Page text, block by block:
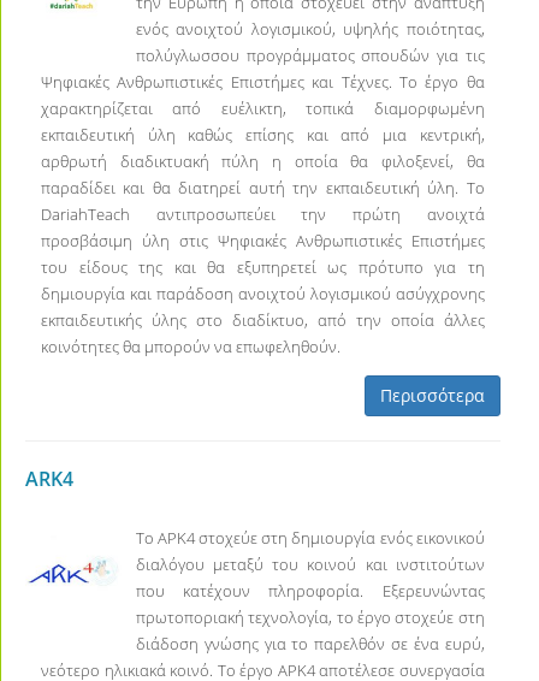
ενός ανοιχτού λογισμικού, υψηλής ποιότητας,
πολύγλωσσου προγράμματος σπουδών για τις
Ψηφιακές Ανθρωπιστικές Επιστήμες και Τέχνες. Το έργο θα
χαρακτηρίζεται από ευέλικτη, τοπικά διαμορφωμένη
εκπαιδευτική ύλη καθώς επίσης και από μια κεντρική,
αρθρωτή διαδικτυακή πύλη η οποία θα φιλοξενεί, θα
παραδίδει και θα διατηρεί αυτή την εκπαιδευτική ύλη. Το
DariahTeach αντιπροσωπεύει την πρώτη ανοιχτά
προσβάσιμη ύλη στις Ψηφιακές Ανθρωπιστικές Επιστήμες
του είδους της και θα εξυπηρετεί ως πρότυπο για τη
δημιουργία και παράδοση ανοιχτού λογισμικού ασύγχρονης
εκπαιδευτικής ύλης στο διαδίκτυο, από την οποία άλλες
κοινότητες θα μπορούν να επωφεληθούν.
Περισσότερα
ARK4
Το ΑΡΚ4 στοχεύε στη δημιουργία ενός εικονικού
διαλόγου μεταξύ του κοινού και ινστιτούτων
που κατέχουν πληροφορία. Εξερευνώντας
πρωτοποριακή τεχνολογία, το έργο στοχεύε στη
διάδοση γνώσης για το παρελθόν σε ένα ευρύ,
νεότερο ηλικιακά κοινό. Το έργο ΑΡΚ4 αποτέλεσε συνεργασία